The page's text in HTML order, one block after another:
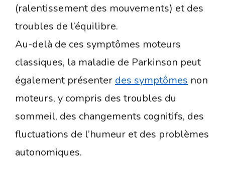
(ralentissement des mouvements) et des
troubles de l’équilibre.
Au-delà de ces symptômes moteurs
classiques, la maladie de Parkinson peut
également présenter des symptômes non
moteurs, y compris des troubles du
sommeil, des changements cognitifs, des
fluctuations de l’humeur et des problèmes
autonomiques.